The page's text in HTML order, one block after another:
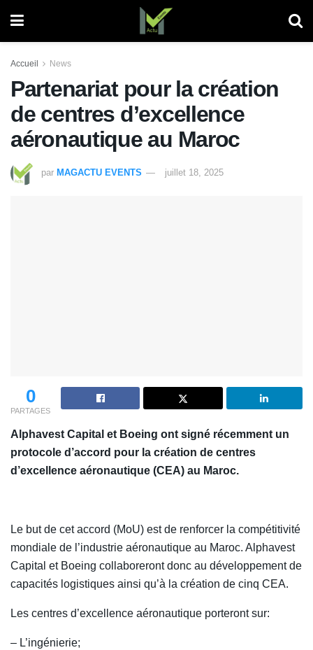
Accueil News
Partenariat pour la création
de centres d’excellence
aéronautique au Maroc
par MAGACTU EVENTS juillet 18, 2025
0
PARTAGES
Alphavest Capital et Boeing ont signé récemment un
protocole d’accord pour la création de centres
d’excellence aéronautique (CEA) au Maroc.
Le but de cet accord (MoU) est de renforcer la compétitivité
mondiale de l’industrie aéronautique au Maroc. Alphavest
Capital et Boeing collaboreront donc au développement de
capacités logistiques ainsi qu’à la création de cinq CEA.
Les centres d’excellence aéronautique porteront sur:
– L’ingénierie;